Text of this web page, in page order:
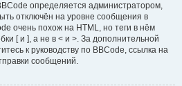
определяется администратором,
отключён на уровне сообщения в
очень похож на HTML, но теги в нём
[ и ], а не в < и >. За дополнительной
к руководству по BBCode, ссылка на
сообщений.